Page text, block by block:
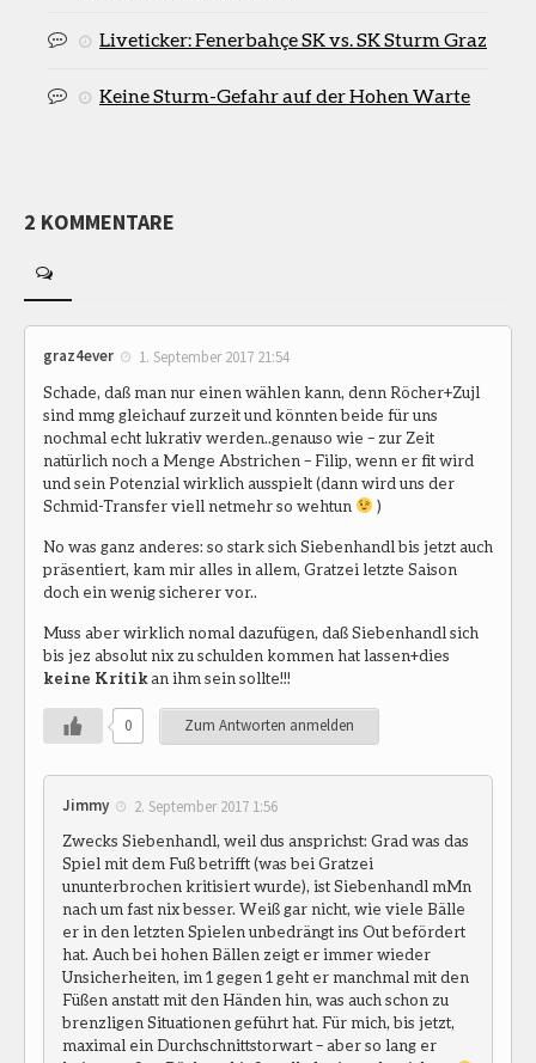
Liveticker: Fenerbahçe SK vs. SK Sturm Graz
Keine Sturm-Gefahr auf der Hohen Warte
2 KOMMENTARE
graz4ever 1. September 2017 21:54
Schade, daß man nur einen wählen kann, denn Röcher+Zujl
sind mmg gleichauf zurzeit und könnten beide für uns
nochmal echt lukrativ werden..genauso wie – zur Zeit
natürlich noch a Menge Abstrichen – Filip, wenn er fit wird
und sein Potenzial wirklich ausspielt (dann wird uns der
Schmid-Transfer viell netmehr so wehtun
)
No was ganz anderes: so stark sich Siebenhandl bis jetzt auch
präsentiert, kam mir alles in allem, Gratzei letzte Saison
doch ein wenig sicherer vor..
Muss aber wirklich nomal dazufügen, daß Siebenhandl sich
bis jez absolut nix zu schulden kommen hat lassen+dies
keine Kritikan ihm sein sollte!!!
0 Zum Antworten anmelden
Jimmy 2. September 2017 1:56
Zwecks Siebenhandl, weil dus ansprichst: Grad was das
Spiel mit dem Fuß betrifft (was bei Gratzei
ununterbrochen kritisiert wurde), ist Siebenhandl mMn
nach um fast nix besser. Weiß gar nicht, wie viele Bälle
er in den letzten Spielen unbedrängt ins Out befördert
hat. Auch bei hohen Bällen zeigt er immer wieder
Unsicherheiten, im 1 gegen 1 geht er manchmal mit den
Füßen anstatt mit den Händen hin, was auch schon zu
brenzligen Situationen geführt hat. Für mich, bis jetzt,
maximal ein Durchschnittstorwart – aber so lang er